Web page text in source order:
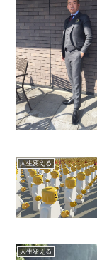
人生変える
人生変える